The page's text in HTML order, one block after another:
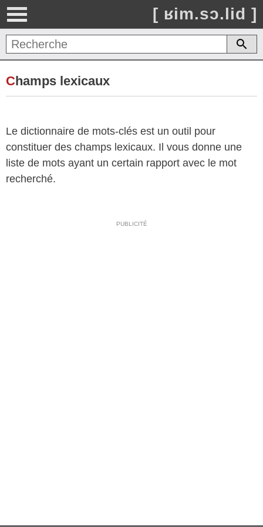
[ ʁim.sɔ.lid ]
Champs lexicaux
Le dictionnaire de mots-clés est un outil pour
constituer des champs lexicaux. Il vous donne une
liste de mots ayant un certain rapport avec le mot
recherché.
PUBLICITÉ